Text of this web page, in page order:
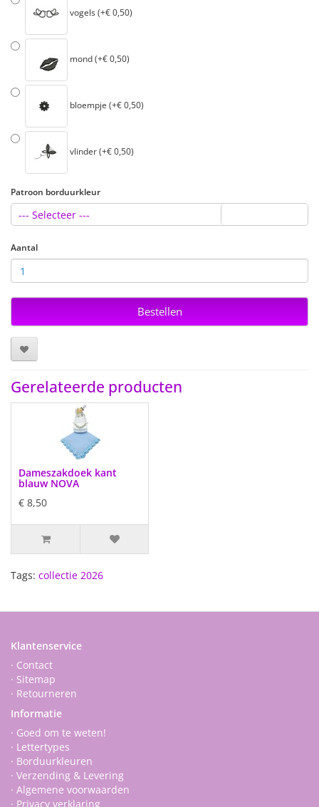
vogels (+€ 0,50)
mond (+€ 0,50)
bloempje (+€ 0,50)
vlinder (+€ 0,50)
Patroon borduurkleur
--- Selecteer ---
Aantal
Bestellen
Gerelateerde producten
Dameszakdoek kant
blauw NOVA
€ 8,50
Tags: collectie 2026
Klantenservice
· Contact
· Sitemap
· Retourneren
Informatie
· Goed om te weten!
· Lettertypes
· Borduurkleuren
· Verzending & Levering
· Algemene voorwaarden
· Privacy verklaring